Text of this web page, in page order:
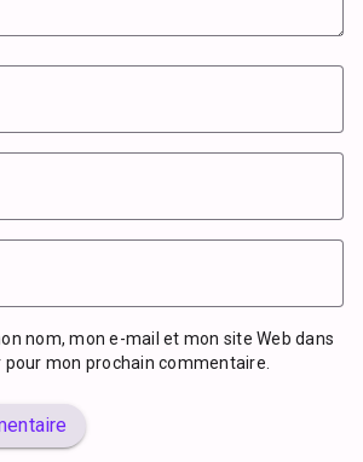
nom, mon e-mail et mon site Web dans
mon prochain commentaire.